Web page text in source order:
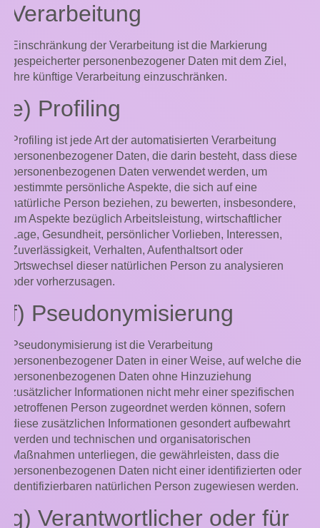
Verarbeitung
Einschränkung der Verarbeitung ist die Markierung
gespeicherter personenbezogener Daten mit dem Ziel,
ihre künftige Verarbeitung einzuschränken.
e) Profiling
Profiling ist jede Art der automatisierten Verarbeitung
personenbezogener Daten, die darin besteht, dass diese
personenbezogenen Daten verwendet werden, um
bestimmte persönliche Aspekte, die sich auf eine
natürliche Person beziehen, zu bewerten, insbesondere,
um Aspekte bezüglich Arbeitsleistung, wirtschaftlicher
Lage, Gesundheit, persönlicher Vorlieben, Interessen,
Zuverlässigkeit, Verhalten, Aufenthaltsort oder
Ortswechsel dieser natürlichen Person zu analysieren
oder vorherzusagen.
f) Pseudonymisierung
Pseudonymisierung ist die Verarbeitung
personenbezogener Daten in einer Weise, auf welche die
personenbezogenen Daten ohne Hinzuziehung
zusätzlicher Informationen nicht mehr einer spezifischen
betroffenen Person zugeordnet werden können, sofern
diese zusätzlichen Informationen gesondert aufbewahrt
werden und technischen und organisatorischen
Maßnahmen unterliegen, die gewährleisten, dass die
personenbezogenen Daten nicht einer identifizierten oder
identifizierbaren natürlichen Person zugewiesen werden.
g) Verantwortlicher oder für